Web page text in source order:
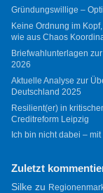
Gründungswillige –
Keine Ordnung im
wie aus Chaos
Briefwahlunterlagen
2026
Aktuelle Analyse zur
Deutschland 2025
Resilient(er) in
Creditreform Leipzig
Ich bin nicht dabei –
Zuletzt
Silkezu